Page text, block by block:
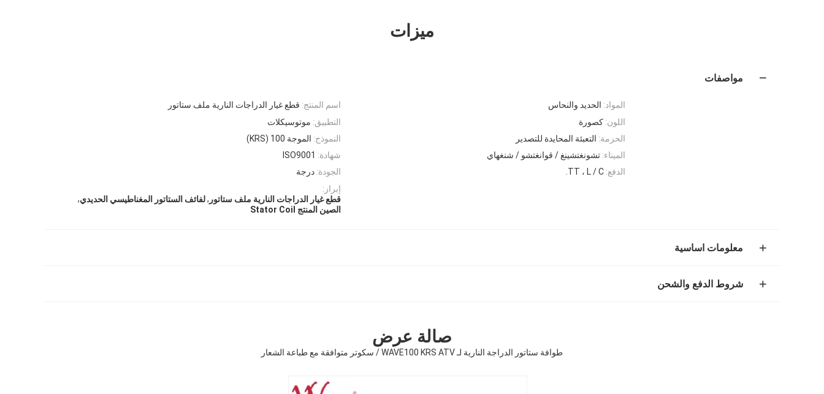
ميزات
مواصفات
اسم المنتج: قطع غيار الدراجات النارية ملف ستاتور المواد: الحديد والنحاس
التطبيق: موتوسيكلات اللون: كصورة
النموذج: الموجة 100 (KRS) الحزمة: التعبئة المحايدة للتصدير
شهادة: ISO9001 الميناء: تشونغتشينغ / قوانغتشو / شنغهاي
الجودة: درجة الدفع: TT ، L / C.
إبراز:
قطع غيار الدراجات النارية ملف ستاتور ,لفائف الستاتور المغناطيسي الحديدي,
الصين المنتج Stator Coil
معلومات اساسية
شروط الدفع والشحن
صالة عرض
طوافة ستاتور الدراجة النارية لـ WAVE100 KRS ATV / سكوتر متوافقة مع طباعة الشعار